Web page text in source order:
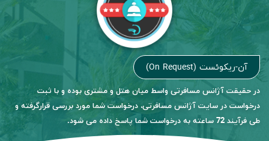
آن-ریکوئست (On Request)
در حقیقت آژانس مسافرتی واسط میان هتل و مشتری بوده و با ثبت
درخواست در سایت آژانس مسافرتی، درخواست شما مورد بررسی قرارگرفته و
طی فرآیند 72 ساعته به درخواست شما پاسخ داده می شود.